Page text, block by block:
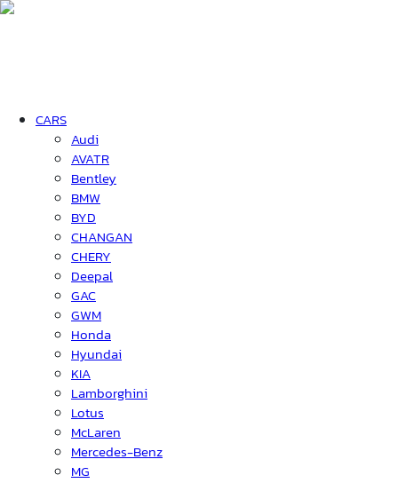
CARS
Audi
AVATR
Bentley
BMW
BYD
CHANGAN
CHERY
Deepal
GAC
GWM
Honda
Hyundai
KIA
Lamborghini
Lotus
McLaren
Mercedes-Benz
MG